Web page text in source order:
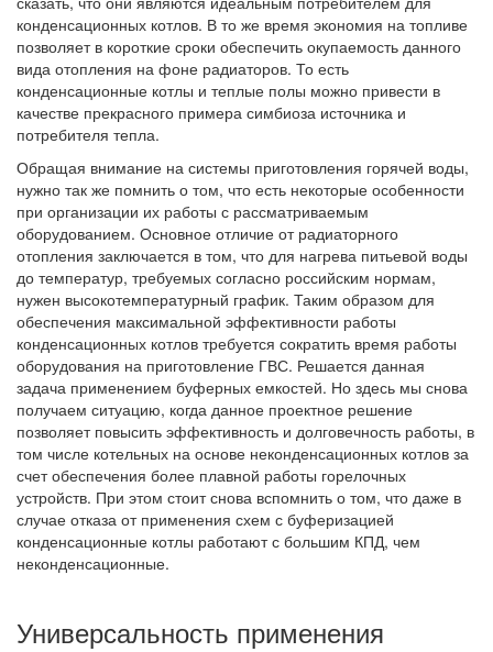
конденсационных котлов. В то же время экономия на топливе
позволяет в короткие сроки обеспечить окупаемость данного
вида отопления на фоне радиаторов. То есть
конденсационные котлы и теплые полы можно привести в
качестве прекрасного примера симбиоза источника и
потребителя тепла.
Обращая внимание на системы приготовления горячей воды,
нужно так же помнить о том, что есть некоторые особенности
при организации их работы с рассматриваемым
оборудованием. Основное отличие от радиаторного
отопления заключается в том, что для нагрева питьевой воды
до температур, требуемых согласно российским нормам,
нужен высокотемпературный график. Таким образом для
обеспечения максимальной эффективности работы
конденсационных котлов требуется сократить время работы
оборудования на приготовление ГВС. Решается данная
задача применением буферных емкостей. Но здесь мы снова
получаем ситуацию, когда данное проектное решение
позволяет повысить эффективность и долговечность работы, в
том числе котельных на основе неконденсационных котлов за
счет обеспечения более плавной работы горелочных
устройств. При этом стоит снова вспомнить о том, что даже в
случае отказа от применения схем с буферизацией
конденсационные котлы работают с большим КПД, чем
неконденсационные.
Универсальность применения